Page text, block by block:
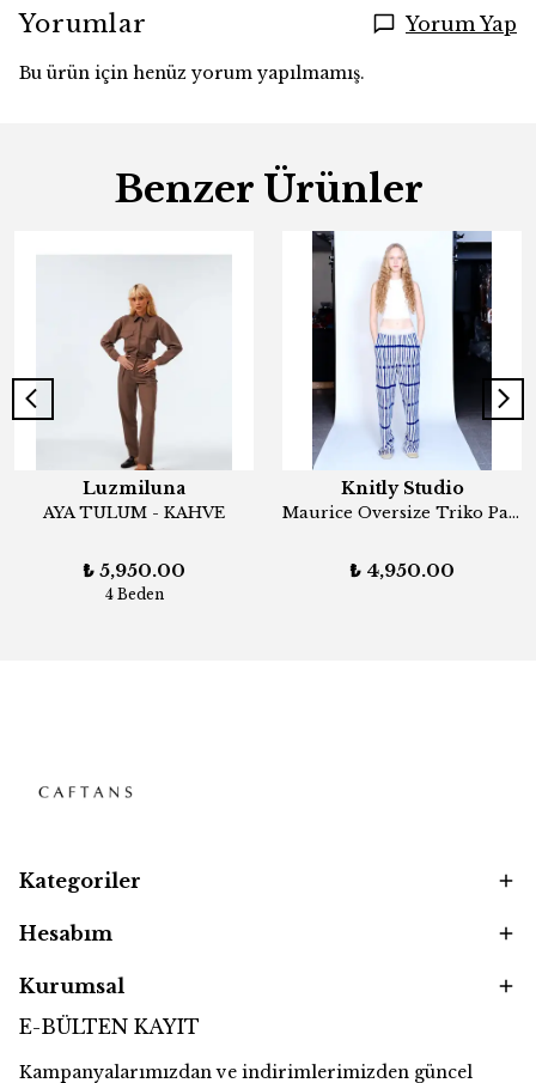
Yorumlar Yorum Yap
Bu ürün için henüz yorum yapılmamış.
Benzer Ürünler
Luzmiluna
AYA TULUM - KAHVE
₺ 5,950.00
4 Beden
Knitly Studio
Maurice Oversize Triko Pantolon
₺ 4,950.00
Kategoriler
Hesabım
Kurumsal
E-BÜLTEN KAYIT
Kampanyalarımızdan ve indirimlerimizden güncel